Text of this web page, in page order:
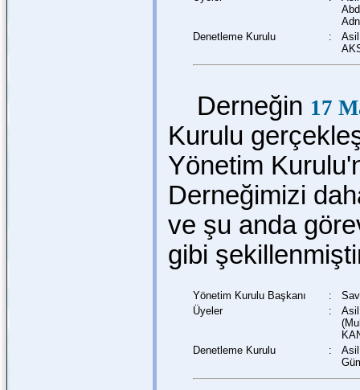
Denetleme Kurulu
:
Derneğin 17
Kurulu
Yönetim
Derneğimizi
ve şu anda
gibi
Yönetim Kurulu Başkanı :
Üyeler
:
Denetleme Kurulu
: